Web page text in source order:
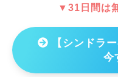
▼31日間は
【シンドラ
今